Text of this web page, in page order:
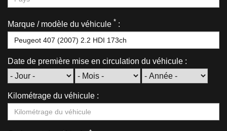
Marque / modèle du véhicule * :
Date de première mise en circulation du véhicule :
Kilométrage du véhicule :